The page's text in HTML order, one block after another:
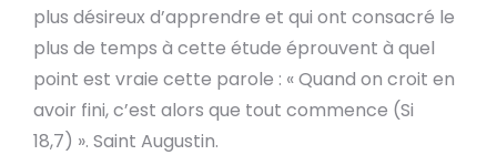
plus désireux d’apprendre et qui ont consacré le
plus de temps à cette étude éprouvent à quel
point est vraie cette parole : « Quand on croit en
avoir fini, c’est alors que tout commence (Si
18,7) ». Saint Augustin.